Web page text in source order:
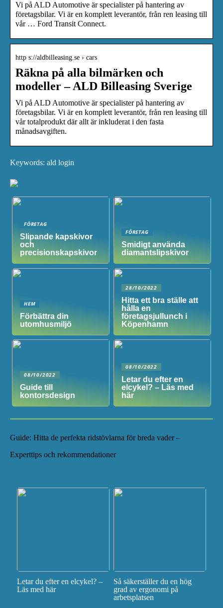
Vi på ALD Automotive är specialister på hantering av
företagsbilar. Vi är en komplett leverantör, från ren leasing till
vår … Ford Transit Connect.
http s://aldbilleasing.se › cars
Räkna på alla bilmärken och
modeller – ALD Billeasing Sverige
Vi på ALD Automotive är specialister på hantering av
företagsbilar. Vi är en komplett leverantör, från ren leasing till
vår totalprodukt där allt är inkluderat i den fasta
månadsavgiften.
Keywords: ald login
FÖRETAG
Slipande kapskivor
och
precisionskapskivor
FÖRETAG
Smidigt använda
diamantslipskivor
HEM
Förbättra din
utomhusmiljö
28/10/2022
Hitta ett bra ställe att
hålla en
företagsjullunch i
Köpenhamn
08/10/2022
Guide till
kontorsdesign
08/10/2022
Letar du efter en
elcykel? – Läs med
här
Guide: Hitta de perfekta ridstövlarna för breda vader –
Experttips och rekommendationer
Letar du efter en elcykel? –
Läs med här
Så säkerställer du en hög
grad av ergonomi på
arbetsplatsen